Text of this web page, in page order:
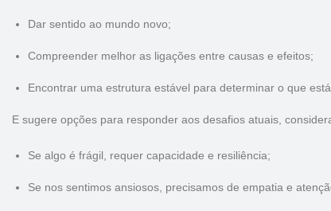
Dar sentido ao mundo novo;
Compreender melhor as ligações entre causas e efeitos;
Encontrar uma estrutura estável para determinar o que
E sugere opções para responder aos desafios atuais,
Se algo é frágil, requer capacidade e resiliência;
Se nos sentimos ansiosos, precisamos de empatia e